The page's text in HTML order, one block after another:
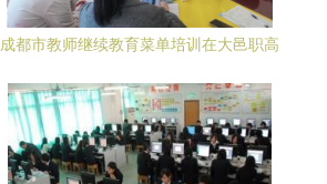
成都市教师继续教育菜单培训在大邑职高